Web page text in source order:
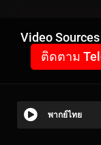
Video Sources
ติดตาม
พากย์ไทย